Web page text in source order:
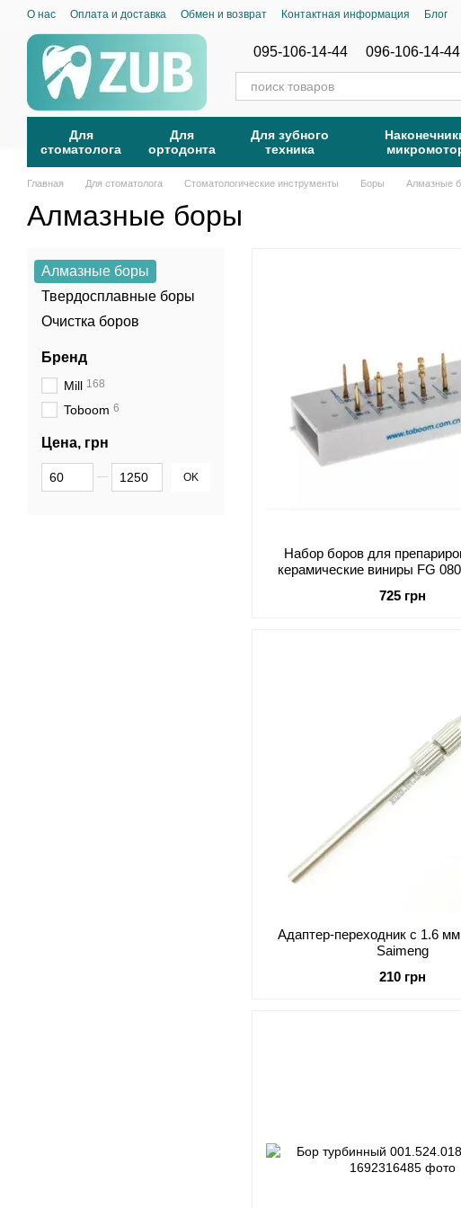
Перейти к основному контенту
О нас Оплата и доставка Обмен и возврат Контактная информация Блог
095-106-14-44 096-106-14-44
Для
стоматолога
Для
ортодонта
Для зубного
техника
Главная Для стоматолога Стоматологические инструменты Боры Алмазные
Алмазные боры
Набор боров для
керамические виниры FG
725 грн
Адаптер-переходник с 1.6
Saimeng
210 грн
Алмазные боры
Твердосплавные боры
Очистка боров
Бренд
Mill 168
Toboom 6
Цена, грн
От Цена, грн
До Цена, грн OK